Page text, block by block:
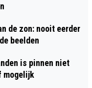
de zon: nooit eerder
beelden
is pinnen niet
mogelijk